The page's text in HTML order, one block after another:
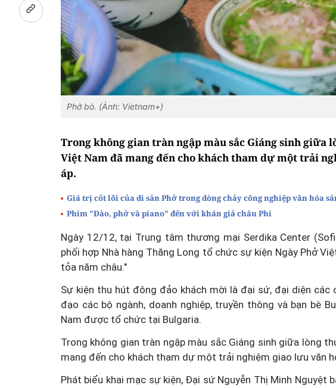
Phở bò. (Ảnh: Vietnam+)
Trong không gian tràn ngập màu sắc Giáng sinh giữa
Việt Nam đã mang đến cho khách tham dự một trải
áp.
Giá trị cốt lõi của di sản Phở trong dòng chảy công nghiệp văn hóa
Phim "Đào, phở và piano" đến với khán giả châu Phi
Ngày 12/12, tại Trung tâm thương mại Serdika Center
phối hợp Nhà hàng Thăng Long tổ chức sự kiện Ngày Phở
tỏa năm châu."
Sự kiện thu hút đông đảo khách mời là đại sứ, đại diện các
đạo các bộ ngành, doanh nghiệp, truyền thông và bạn bè
Nam được tổ chức tại Bulgaria.
Trong không gian tràn ngập màu sắc Giáng sinh giữa lòng
mang đến cho khách tham dự một trải nghiệm giao lưu văn
Phát biểu khai mạc sự kiện, Đại sứ Nguyễn Thị Minh